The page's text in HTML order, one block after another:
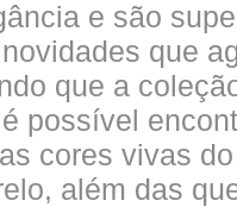
e são
que
que a
possível
cores vivas
além das